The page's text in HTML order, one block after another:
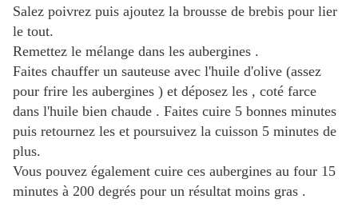
Salez poivrez puis ajoutez la brousse de brebis pour lier
le tout.
Remettez le mélange dans les aubergines .
Faites chauffer un sauteuse avec l'huile d'olive (assez
pour frire les aubergines ) et déposez les , coté farce
dans l'huile bien chaude . Faites cuire 5 bonnes minutes
puis retournez les et poursuivez la cuisson 5 minutes de
plus.
Vous pouvez également cuire ces aubergines au four 15
minutes à 200 degrés pour un résultat moins gras .